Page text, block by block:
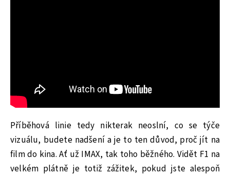
Příběhová linie tedy nikterak neoslní, co se týče
vizuálu, budete nadšení a je to ten důvod, proč jít na
film do kina. Ať už IMAX, tak toho běžného. Vidět F1 na
velkém plátně je totiž zážitek, pokud jste alespoň